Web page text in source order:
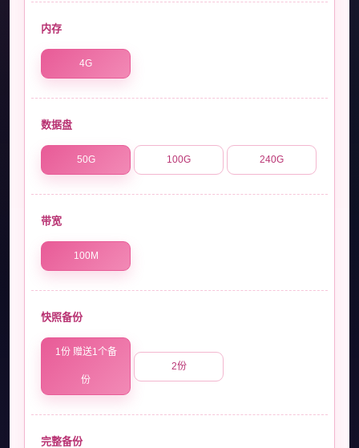
内存
4G
数据盘
50G 100G 240G
带宽
100M
快照备份
1份 赠送1个备
份
2份
完整备份